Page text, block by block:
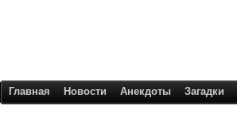
Главная Новости Анекдоты Загадки